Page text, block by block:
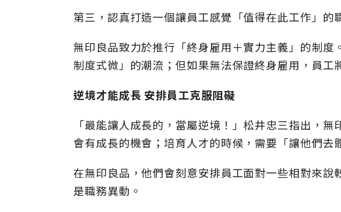
第三，認真打造一個讓員工感覺「值得在此工作」的
無印良品致力於推行「終身雇用＋實力主義」的制度
制度式微」的潮流；但如果無法保證終身雇用，員工
逆境才能成長 安排員工克服阻礙
「最能讓人成長的，當屬逆境！」松井忠三指出，
會有成長的機會；培育人才的時候，需要「讓他們去
在無印良品，他們會刻意安排員工面對一些相對來
是職務異動。